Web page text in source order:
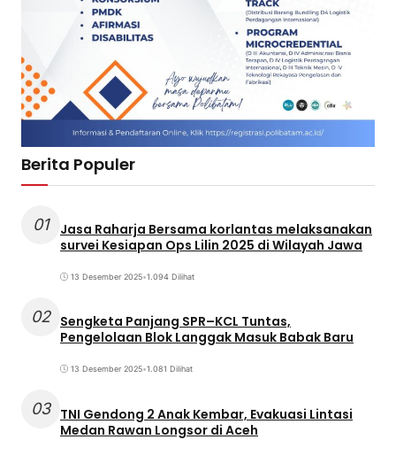
Berita Populer
01
Jasa Raharja Bersama korlantas melaksanakan
survei Kesiapan Ops Lilin 2025 di Wilayah Jawa
13 Desember 2025•1.094 Dilihat
02 Sengketa Panjang SPR–KCL Tuntas,
Pengelolaan Blok Langgak Masuk Babak Baru
13 Desember 2025•1.081 Dilihat
03 TNI Gendong 2 Anak Kembar, Evakuasi Lintasi
Medan Rawan Longsor di Aceh